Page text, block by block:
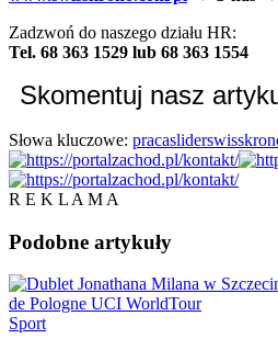
Zadzwoń do naszego działu HR:
Tel. 68 363 1529 lub 68 363 1554
Skomentuj nasz
Słowa kluczowe: pracaslider
R E K L A M A
Podobne artykuły
Sport